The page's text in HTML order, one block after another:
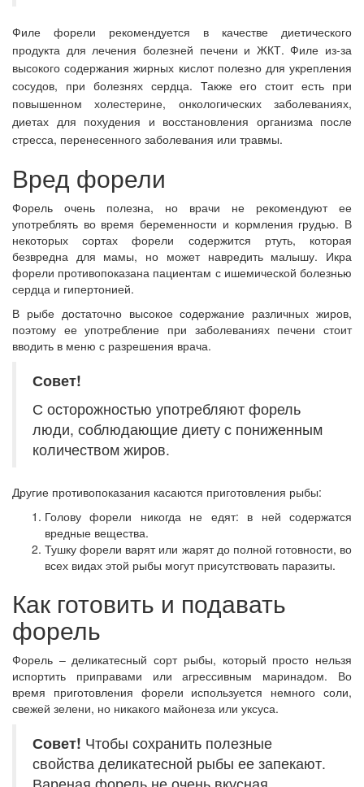
Филе форели рекомендуется в качестве диетического
продукта для лечения болезней печени и ЖКТ. Филе из-за
высокого содержания жирных кислот полезно для укрепления
сосудов, при болезнях сердца. Также его стоит есть при
повышенном холестерине, онкологических заболеваниях,
диетах для похудения и восстановления организма после
стресса, перенесенного заболевания или травмы.
Вред форели
Форель очень полезна, но врачи не рекомендуют ее
употреблять во время беременности и кормления грудью. В
некоторых сортах форели содержится ртуть, которая
безвредна для мамы, но может навредить малышу. Икра
форели противопоказана пациентам с ишемической болезнью
сердца и гипертонией.
В рыбе достаточно высокое содержание различных жиров,
поэтому ее употребление при заболеваниях печени стоит
вводить в меню с разрешения врача.
Совет!
С осторожностью употребляют форель
люди, соблюдающие диету с пониженным
количеством жиров.
Другие противопоказания касаются приготовления рыбы:
Голову форели никогда не едят: в ней содержатся
вредные вещества.
Тушку форели варят или жарят до полной готовности, во
всех видах этой рыбы могут присутствовать паразиты.
Как готовить и подавать
форель
Форель – деликатесный сорт рыбы, который просто нельзя
испортить приправами или агрессивным маринадом. Во
время приготовления форели используется немного соли,
свежей зелени, но никакого майонеза или уксуса.
Совет! Чтобы сохранить полезные
свойства деликатесной рыбы ее запекают.